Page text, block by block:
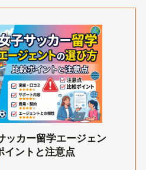
ッカー留学エージェン
イントと注意点